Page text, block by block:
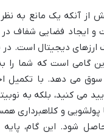
از آنکه یک مانع به
و ایجاد فضایی شفاف در
ارزهای دیجیتال است. در
گامی است که شما را
سوق می دهد. با تکمیل
می کنید، بلکه به
پولشویی و کلاهبرداری
حاصل شود. این گام،